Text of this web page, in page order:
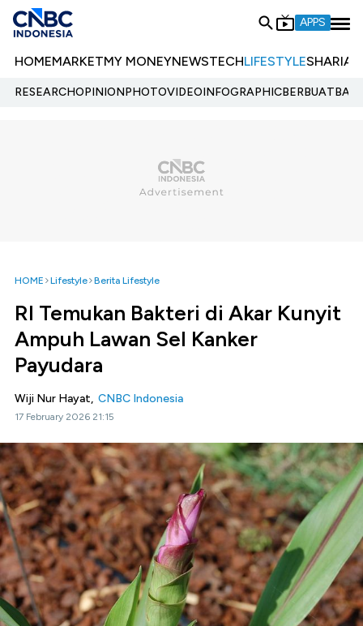
APPS
HOMEMARKETMY MONEYNEWSTECHLIFESTYLESHARIA
RESEARCHOPINIONPHOTOVIDEOINFOGRAPHIC
HOME Lifestyle Berita Lifestyle
RI Temukan Bakteri di Akar Kunyit
Ampuh Lawan Sel Kanker
Payudara
Wiji Nur Hayat, CNBC Indonesia
17 February 2026 21:15